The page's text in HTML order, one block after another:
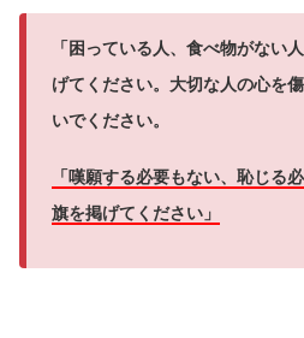
「困っている人、食べ物がない
げてください。大切な人の心を
いでください。
「嘆願する必要もない、恥じる
旗を掲げてください」